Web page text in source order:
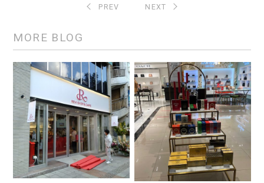
PREV NEXT
MORE BLOG